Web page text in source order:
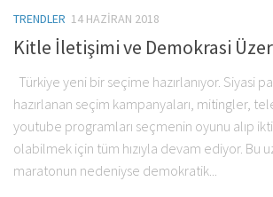
TRENDLER 14 HAZIRAN 2018
Kitle İletişimi ve Demokrasi
Türkiye yeni bir seçime hazırlanıyor. Siyasi
hazırlanan seçim kampanyaları, mitingler,
youtube programları seçmenin oyunu alıp
olabilmek için tüm hızıyla devam ediyor. Bu
maratonun nedeniyse demokratik...